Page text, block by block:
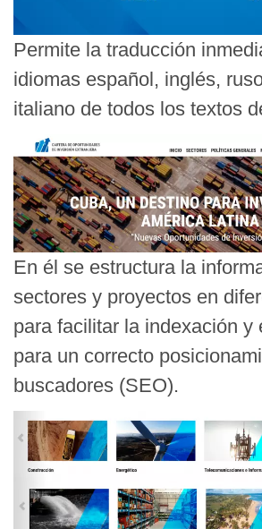
Permite la traducción
idiomas español, inglés,
italiano de todos los textos
En él se estructura la
sectores y proyectos en
para facilitar la indexación y
para un correcto
buscadores (SEO).